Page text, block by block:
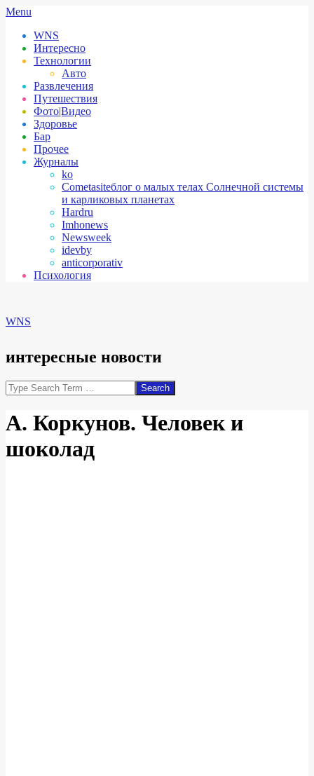
Skip
content
Secondary
Menu
Menu
WNS
Интересно
Технологии
Авто
Развлечения
Путешествия
Фото|Видео
Здоровье
Бар
Прочее
Журналы
ko
Cometasiteблог о малых телах Солнечной системы
и карликовых планетах
Hardru
Imhonews
Newsweek
idevby
anticorporativ
Психология
WNS
интересные новости
Search
А. Коркунов. Человек и
шоколад